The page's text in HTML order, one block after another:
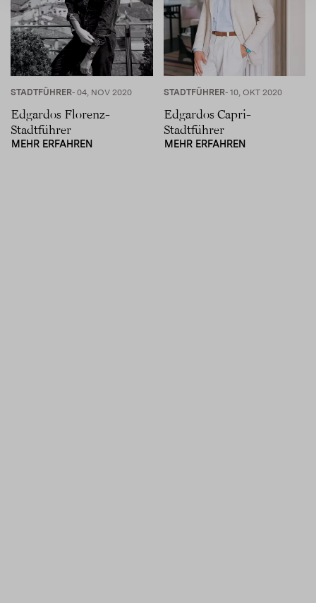
STADTFÜHRER- 04, NOV 2020
Edgardos Florenz-
Stadtführer
MEHR ERFAHREN
STADTFÜHRER- 10, OKT 2020
Edgardos Capri-
Stadtführer
MEHR ERFAHREN